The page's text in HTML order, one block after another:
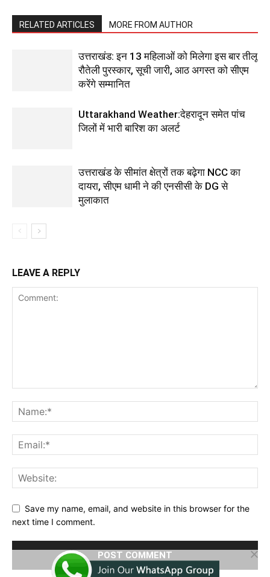
RELATED ARTICLES MORE FROM AUTHOR
उत्तराखंड: इन 13 महिलाओं को मिलेगा इस बार तीलू
रौतेली पुरस्कार, सूची जारी, आठ अगस्त को सीएम
करेंगे सम्मानित
Uttarakhand Weather:देहरादून समेत पांच
जिलों में भारी बारिश का अलर्ट
उत्तराखंड के सीमांत क्षेत्रों तक बढ़ेगा NCC का
दायरा, सीएम धामी ने की एनसीसी के DG से
मुलाकात
LEAVE A REPLY
Save my name, email, and website in this browser for the
next time I comment.